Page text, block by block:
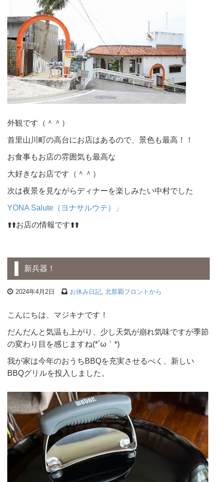
外観です（＾＾）
首里山川町の高台にお店はあるので、景色も最高！！
お食事もお店の雰囲気も最高な
大好きなお店です（＾＾）
次は夜景を見ながらディナーを楽しみたい中村でした
YONA Salute（ヨナサルウテ）」
⬆️⬆️お店の情報です⬆️⬆️
新兵器！
2024年4月2日 お休み日記 北那覇フロントから
こんにちは、マジキナです！
だんだんと気温も上がり、少し天気が崩れ気味ですが季節
の変わり目を感じますね(*´ω｀*)
我が家は今年のおうちBBQを充実させるべく、新しい
BBQグリルを投入しました。